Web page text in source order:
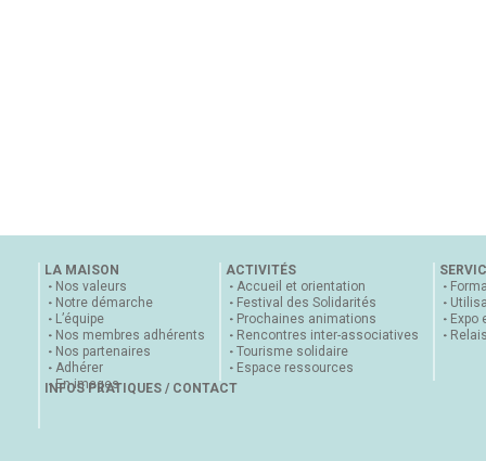
LA MAISON
Nos valeurs
Notre démarche
L’équipe
Nos membres adhérents
Nos partenaires
Adhérer
En images
ACTIVITÉS
Accueil et orientation
Festival des Solidarités
Prochaines animations
Rencontres inter-associatives
Tourisme solidaire
Espace ressources
Expo
INFOS PRATIQUES / CONTACT